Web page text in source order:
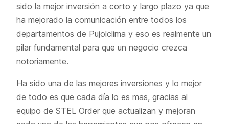
sido la mejor inversión a corto y largo plazo ya que
ha mejorado la comunicación entre todos los
departamentos de Pujolclima y eso es realmente un
pilar fundamental para que un negocio crezca
notoriamente.
Ha sido una de las mejores inversiones y lo mejor
de todo es que cada día lo es mas, gracias al
equipo de STEL Order que actualizan y mejoran